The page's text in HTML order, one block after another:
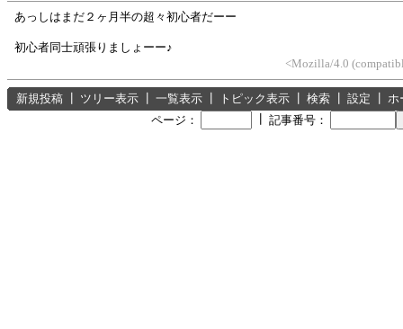
あっしはまだ２ヶ月半の超々初心者だーー
初心者同士頑張りましょーー♪
<Mozilla/4.0
新規投稿 ツリー表示 一覧表示 トピック表示 検索 設定
ホ
ページ：
記事番号：